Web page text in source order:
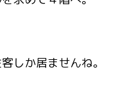
しか居ませんね。